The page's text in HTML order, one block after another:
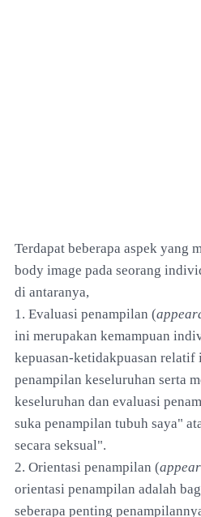
Terdapat beberapa aspek yang
body image pada seorang
di antaranya,
1. Evaluasi penampilan (
ini merupakan kemampuan
kepuasan-ketidakpuasan relatif
penampilan keseluruhan serta
keseluruhan dan evaluasi
suka penampilan tubuh saya"
secara seksual".
2. Orientasi penampilan (
orientasi penampilan adalah
seberapa penting